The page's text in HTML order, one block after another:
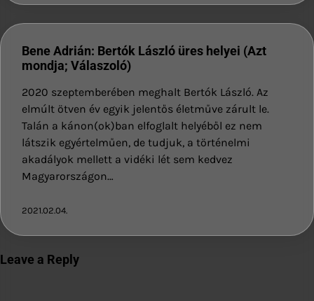
Bene Adrián: Bertók László üres helyei (Azt
mondja; Válaszoló)
2020 szeptemberében meghalt Bertók László. Az
elmúlt ötven év egyik jelentős életműve zárult le.
Talán a kánon(ok)ban elfoglalt helyéből ez nem
látszik egyértelműen, de tudjuk, a történelmi
akadályok mellett a vidéki lét sem kedvez
Magyarországon…
2021.02.04.
Leave a Reply